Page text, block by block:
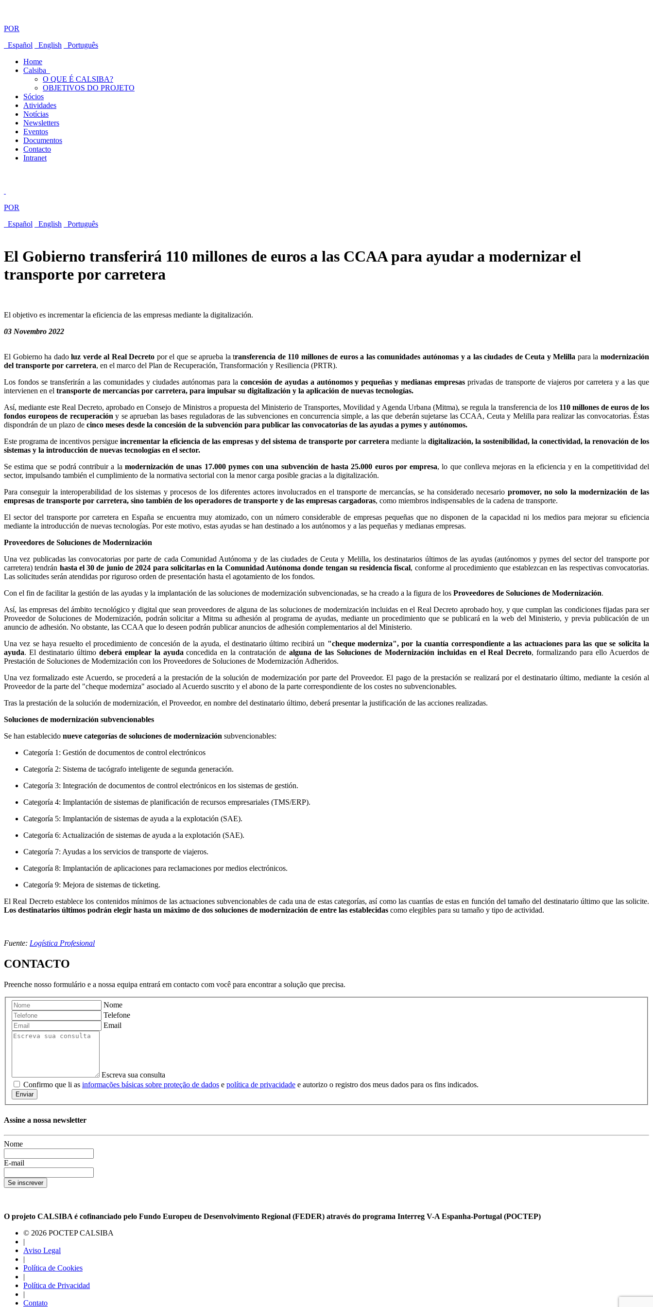
POR
Español
English
Português
Home
Calsiba
O QUE É CALSIBA?
OBJETIVOS DO PROJETO
Sócios
Atividades
Notícias
Newsletters
Eventos
Documentos
Contacto
Intranet
POR
Español
English Português
El Gobierno transferirá 110 millones de euros a las CCAA para ayudar a modernizar el
transporte por carretera
El objetivo es incrementar la eficiencia de las empresas mediante la digitalización.
03 Novembro 2022
El Gobierno ha dadoluz verde al Real Decreto por el que se aprueba la transferencia de 110 millones de euros a las comunidades autónomas y a las ciudades de Ceuta y Melilla para lamodernización
del transporte por carretera, en el marco del Plan de Recuperación, Transformación y Resiliencia (PRTR).
Los fondos se transferirán a las comunidades y ciudades autónomas para la concesión de ayudas a autónomos y pequeñas y medianas empresas privadas de transporte de viajeros por carretera y a las que
intervienen en el transporte de mercancías por carretera, para impulsar su digitalización y la aplicación de nuevas tecnologías.
Así, mediante este Real Decreto, aprobado en Consejo de Ministros a propuesta del Ministerio de Transportes, Movilidad y Agenda Urbana (Mitma), se regula la transferencia de los 110 millones de euros de los
fondos europeos de recuperación y se aprueban las bases reguladoras de las subvenciones en concurrencia simple, a las que deberán sujetarse las CCAA, Ceuta y Melilla para realizar las convocatorias. Éstas
dispondrán de un plazo de cinco meses desde la concesión de la subvención para publicar las convocatorias de las ayudas a pymes y autónomos.
Este programa de incentivos persigueincrementar la eficiencia de las empresas y del sistema de transporte por carretera mediante la digitalización, la sostenibilidad, la conectividad, la renovación de los
sistemas y la introducción de nuevas tecnologías en el sector.
Se estima que se podrá contribuir a la modernización de unas 17.000 pymes con una subvención de hasta 25.000 euros por empresa, lo que conlleva mejoras en la eficiencia y en la competitividad del
sector, impulsando también el cumplimiento de la normativa sectorial con la menor carga posible gracias a la digitalización.
Para conseguir la interoperabilidad de los sistemas y procesos de los diferentes actores involucrados en el transporte de mercancías, se ha considerado necesario promover, no solo la modernización de las
empresas de transporte por carretera, sino también de los operadores de transporte y de las empresas cargadoras, como miembros indispensables de la cadena de transporte.
El sector del transporte por carretera en España se encuentra muy atomizado, con un número considerable de empresas pequeñas que no disponen de la capacidad ni los medios para mejorar su eficiencia
mediante la introducción de nuevas tecnologías. Por este motivo, estas ayudas se han destinado a los autónomos y a las pequeñas y medianas empresas.
Proveedores de Soluciones de Modernización
Una vez publicadas las convocatorias por parte de cada Comunidad Autónoma y de las ciudades de Ceuta y Melilla, los destinatarios últimos de las ayudas (autónomos y pymes del sector del transporte por
carretera) tendrán hasta el 30 de junio de 2024 para solicitarlas en la Comunidad Autónoma donde tengan su residencia fiscal, conforme al procedimiento que establezcan en las respectivas convocatorias.
Las solicitudes serán atendidas por riguroso orden de presentación hasta el agotamiento de los fondos.
Con el fin de facilitar la gestión de las ayudas y la implantación de las soluciones de modernización subvencionadas, se ha creado a la figura de los Proveedores de Soluciones de Modernización.
Así, las empresas del ámbito tecnológico y digital que sean proveedores de alguna de las soluciones de modernización incluidas en el Real Decreto aprobado hoy, y que cumplan las condiciones fijadas para ser
Proveedor de Soluciones de Modernización, podrán solicitar a Mitma su adhesión al programa de ayudas, mediante un procedimiento que se publicará en la web del Ministerio, y previa publicación de un
anuncio de adhesión. No obstante, las CCAA que lo deseen podrán publicar anuncios de adhesión complementarios al del Ministerio.
Una vez se haya resuelto el procedimiento de concesión de la ayuda, el destinatario último recibirá un "cheque moderniza", por la cuantía correspondiente a las actuaciones para las que se solicita la
ayuda. El destinatario último deberá emplear la ayudaconcedida en la contratación dealguna de las Soluciones de Modernización incluidas en el Real Decreto, formalizando para ello Acuerdos de
Prestación de Soluciones de Modernización con los Proveedores de Soluciones de Modernización Adheridos.
Una vez formalizado este Acuerdo, se procederá a la prestación de la solución de modernización por parte del Proveedor. El pago de la prestación se realizará por el destinatario último, mediante la cesión al
Proveedor de la parte del "cheque moderniza" asociado al Acuerdo suscrito y el abono de la parte correspondiente de los costes no subvencionables.
Tras la prestación de la solución de modernización, el Proveedor, en nombre del destinatario último, deberá presentar la justificación de las acciones realizadas.
Soluciones de modernización subvencionables
Se han establecido nueve categorías de soluciones de modernización subvencionables:
Categoría 1: Gestión de documentos de control electrónicos
Categoría 2: Sistema de tacógrafo inteligente de segunda generación.
Categoría 3: Integración de documentos de control electrónicos en los sistemas de gestión.
Categoría 4: Implantación de sistemas de planificación de recursos empresariales (TMS/ERP).
Categoría 5: Implantación de sistemas de ayuda a la explotación (SAE).
Categoría 6: Actualización de sistemas de ayuda a la explotación (SAE).
Categoría 7: Ayudas a los servicios de transporte de viajeros.
Categoría 8: Implantación de aplicaciones para reclamaciones por medios electrónicos.
Categoría 9: Mejora de sistemas de ticketing.
El Real Decreto establece los contenidos mínimos de las actuaciones subvencionables de cada una de estas categorías, así como las cuantías de estas en función del tamaño del destinatario último que las solicite.
Los destinatarios últimos podrán elegir hasta un máximo de dos soluciones de modernización de entre las establecidas como elegibles para su tamaño y tipo de actividad.
Fuente: Logística Profesional
CONTACTO
Preenche nosso formulário e a nossa equipa entrará em contacto com você para encontrar a solução que precisa.
Nome
Telefone
Email
Escreva sua consulta
Confirmo que li as informações básicas sobre proteção de dados e política de privacidade e autorizo ​​o registro dos meus dados para os fins indicados.
Enviar
Assine a nossa newsletter
Nome
E-mail
Se inscrever
O projeto CALSIBA é cofinanciado pelo Fundo Europeu de Desenvolvimento Regional (FEDER) através do programa Interreg V-A Espanha-Portugal (POCTEP)
© 2026 POCTEP CALSIBA
|
Aviso Legal
|
Política de Cookies
|
Política de Privacidad
|
Contato